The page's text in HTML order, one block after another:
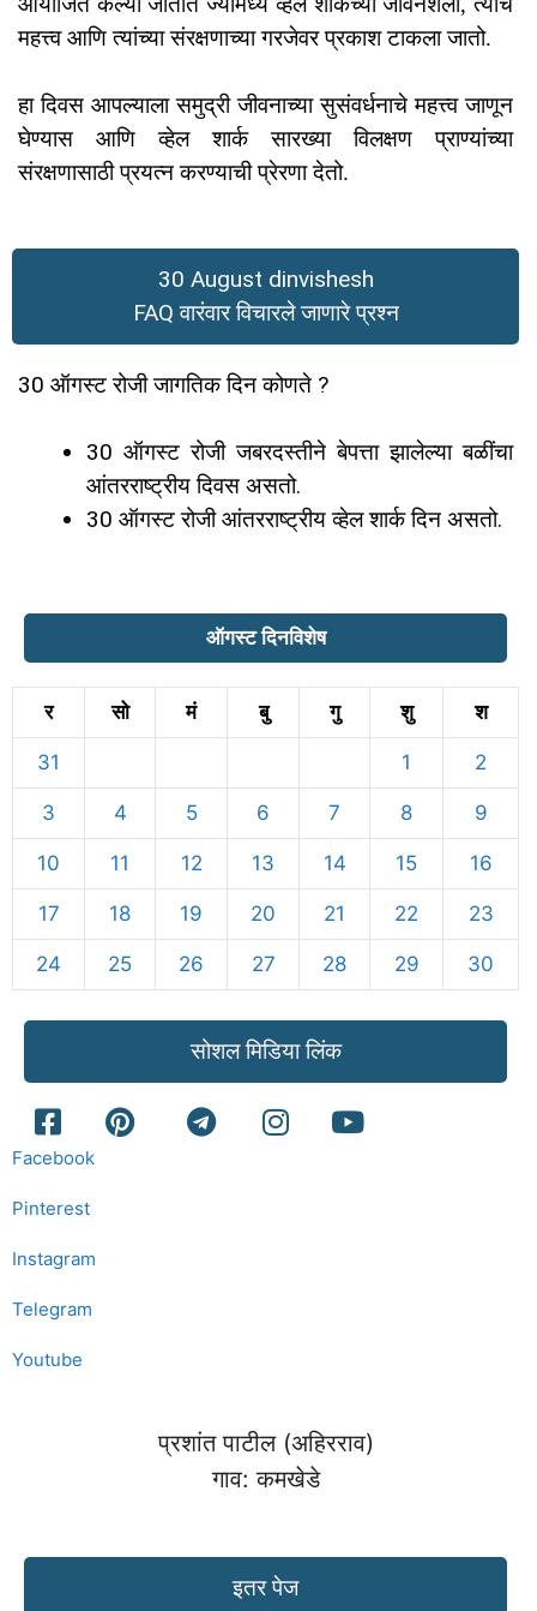
महत्त्व आणि त्यांच्या संरक्षणाच्या गरजेवर प्रकाश टाकला जातो.
हा दिवस आपल्याला समुद्री जीवनाच्या सुसंवर्धनाचे महत्त्व जाणून
घेण्यास आणि व्हेल शार्क सारख्या विलक्षण प्राण्यांच्या
संरक्षणासाठी प्रयत्न करण्याची प्रेरणा देतो.
30 August dinvishesh
FAQ वारंवार विचारले जाणारे प्रश्न
30 ऑगस्ट रोजी जागतिक दिन कोणते ?
30 ऑगस्ट रोजी जबरदस्तीने बेपत्ता झालेल्या बळींचा
आंतरराष्ट्रीय दिवस असतो.
30 ऑगस्ट रोजी आंतरराष्ट्रीय व्हेल शार्क दिन असतो.
ऑगस्ट दिनविशेष
र सो मं बु गु शु श
31 1 2
3 4 5 6 7 8 9
10 11 12 13 14 15 16
17 18 19 20 21 22 23
24 25 26 27 28 29 30
सोशल मिडिया लिंक
Facebook
Pinterest
Instagram
Telegram
Youtube
प्रशांत पाटील (अहिरराव)
गाव: कमखेडे
इतर पेज